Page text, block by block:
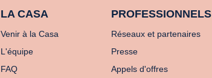
LA CASA
Venir à la Casa
L'équipe
FAQ
PROFESSIONNELS
Réseaux et partenaires
Presse
Appels d'offres